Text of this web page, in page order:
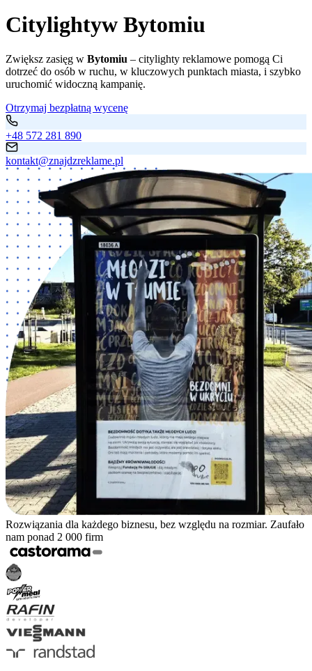
Citylightyw Bytomiu
Zwiększ zasięg w Bytomiu – citylighty reklamowe pomogą Ci
dotrzeć do osób w ruchu, w kluczowych punktach miasta, i szybko
uruchomić widoczną kampanię.
Otrzymaj bezpłatną wycenę
+48 572 281 890
kontakt@znajdzreklame.pl
Rozwiązania dla każdego biznesu, bez względu na rozmiar. Zaufało
nam ponad 2 000 firm